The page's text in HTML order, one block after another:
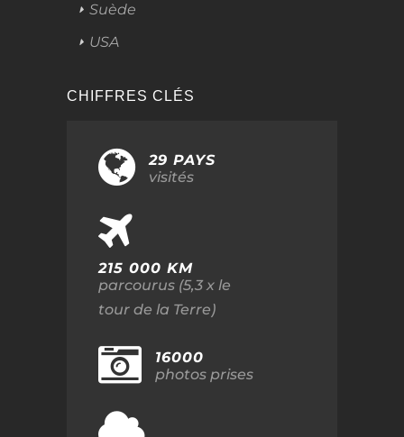
Suède
USA
CHIFFRES CLÉS
29 PAYS
visités
215 000 KM
parcourus (5,3 x le
tour de la Terre)
16000
photos prises